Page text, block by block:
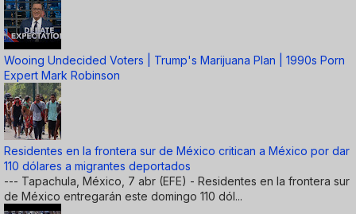
Wooing Undecided Voters | Trump's Marijuana Plan | 1990s Porn
Expert Mark Robinson
Residentes en la frontera sur de México critican a México por dar
110 dólares a migrantes deportados
--- Tapachula, México, 7 abr (EFE) - Residentes en la frontera sur
de México entregarán este domingo 110 dól...